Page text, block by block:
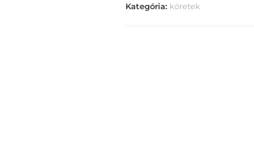
Kategória: köretek